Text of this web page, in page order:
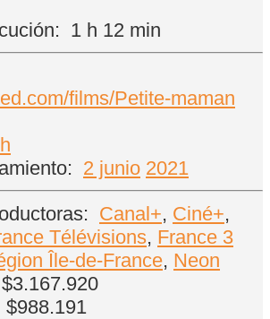
1 h 12 min
films/Petite-maman
2 junio 2021
Canal+, Ciné+,
Télévisions, France 3
Île-de-France, Neon
$3.167.920
$988.191